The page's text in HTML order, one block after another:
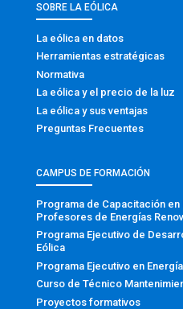
SOBRE LA EÓLICA
La eólica en datos
Herramientas estratégicas
Normativa
La eólica y el precio de la luz
La eólica y sus ventajas
Preguntas Frecuentes
CAMPUS DE FORMACIÓN
Programa de Capacitación
Profesores de Energías
Programa Ejecutivo de
Eólica
Programa Ejecutivo en
Curso de Técnico
Proyectos formativos